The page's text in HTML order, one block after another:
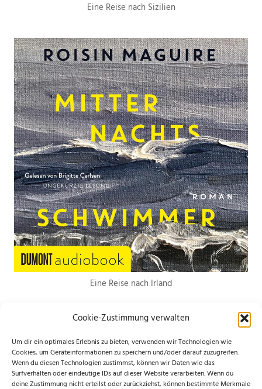
Cookie-Zustimmung verwalten
Um dir ein optimales Erlebnis zu bieten, verwenden wir Technologien wie
Cookies, um Geräteinformationen zu speichern und/oder darauf zuzugreifen.
Wenn du diesen Technologien zustimmst, können wir Daten wie das
Surfverhalten oder eindeutige IDs auf dieser Website verarbeiten. Wenn du
deine Zustimmung nicht erteilst oder zurückziehst, können bestimmte Merkmale
Eine Reise nach Sizilien
Eine Reise nach Irland
*Hierbei handelt es sich um Werbelinks. Wenn du etwas über den Link
bestellst, erhalte ich eine kleine Provision. Für dich entstehen keine